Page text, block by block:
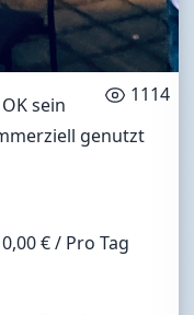
1114
sein
genutzt
€ / Pro Tag